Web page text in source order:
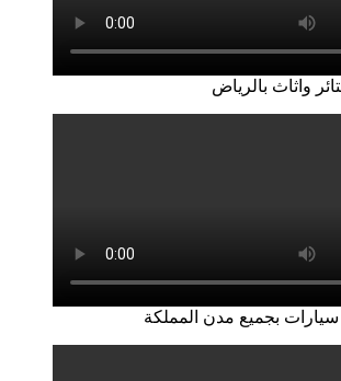
واثاث بالرياض
بجميع مدن المملكة